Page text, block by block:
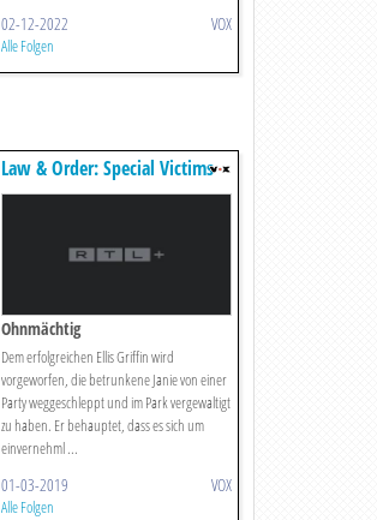
02-12-2022 VOX
Alle Folgen
Law & Order: Special Victims
Unit
Ohnmächtig
Dem erfolgreichen Ellis Griffin wird
vorgeworfen, die betrunkene Janie von einer
Party weggeschleppt und im Park vergewaltigt
zu haben. Er behauptet, dass es sich um
einvernehml ...
01-03-2019 VOX
Alle Folgen